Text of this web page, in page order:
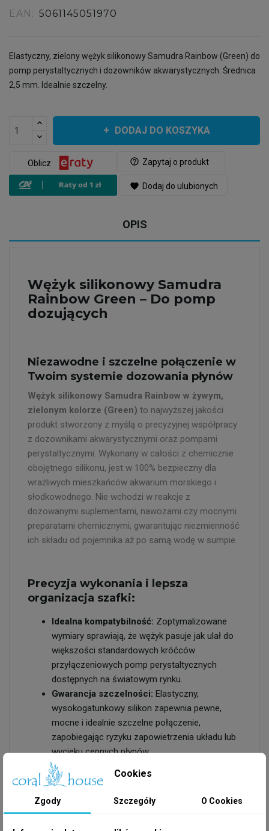
EAN: 5061145051970
Elastyczny, zielony wężyk silikonowy Samudra Rainbow (Green) do
pomp perystaltycznych i dozowników akwarystycznych. Średnica
2,5 mm. Idealnie szczelny.
DODAJ DO KOSZYKA
help_outline Zapytaj o produkt
Oblicz
favorite Dodaj do ulubionych
OPIS
Wężyk silikonowy Samudra
Rainbow Green – Do pomp
dozujących
Niezawodne i szczelne połączenie w
Twoim systemie dozowania płynów
Wężyk silikonowy Samudra Rainbow w żywym,
zielonym kolorze (Green) to najwyższej jakości
produkt stworzony z myślą o precyzyjnej współpracy
z dozownikami akwarystycznymi oraz pompami
perystaltycznymi. Wykonany w całości z chemicznie
obojętnego silikonu, jest w 100% bezpieczny dla
wrażliwych mieszkańców akwarium morskiego i
słodkowodnego. Nie wchodzi w reakcje z
dozowanymi suplementami, nawozami czy mocnymi
preparatami chemicznymi, gwarantując niezmienność
ich składu od pojemnika aż po samą wodę w sumpie.
Precyzja wykonania i lepsza
organizacja szafki:
Idealna kompatybilność: Zoptymalizowane
wymiary sprawiają, że wężyk pasuje jak ulał do
większości standardowych króćców
przyłączeniowych pomp perystaltycznych
dostępnych na światowym rynku.
Gwarancja szczelności: Elastyczny,
wysokogatunkowy silikon zapewnia pewne,
mocne i idealnie szczelne połączenie,
zapobiegając ryzyku zapowietrzenia układu lub
wycieku cennych płynów.
Wyrazista kolorystyka (Green):
występuje w 5 wyrazistych kolorach.
Zastosowanie jaskrawego, zielonego wężyka
pozwala na łatwą i szybką identyfikację
Cookies
Zgody Szczegóły O Cookies